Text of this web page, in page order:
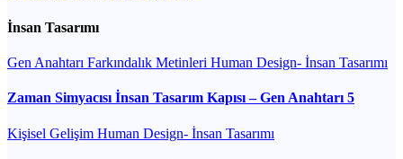
İnsan Tasarımı
Gen Anahtarı Farkındalık Metinleri Human Design- İnsan Tasarımı
Zaman Simyacısı İnsan Tasarım Kapısı – Gen Anahtarı 5
Kişisel Gelişim Human Design- İnsan Tasarımı